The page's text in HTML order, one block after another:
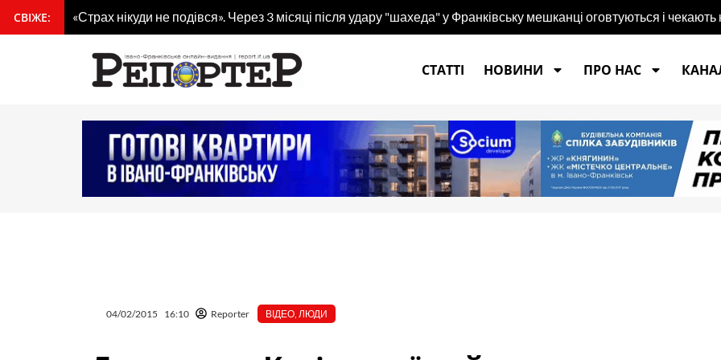
вмісту
СВІЖЕ: «Страх нікуди не подівся». Через 3 місяці після удару "шахеда" у Франківську мешканці оговтуються і
СТАТТІ
НОВИНИ ПРО НАС
04/02/2015 16:10 Reporter ВІДЕО ЛЮДИ